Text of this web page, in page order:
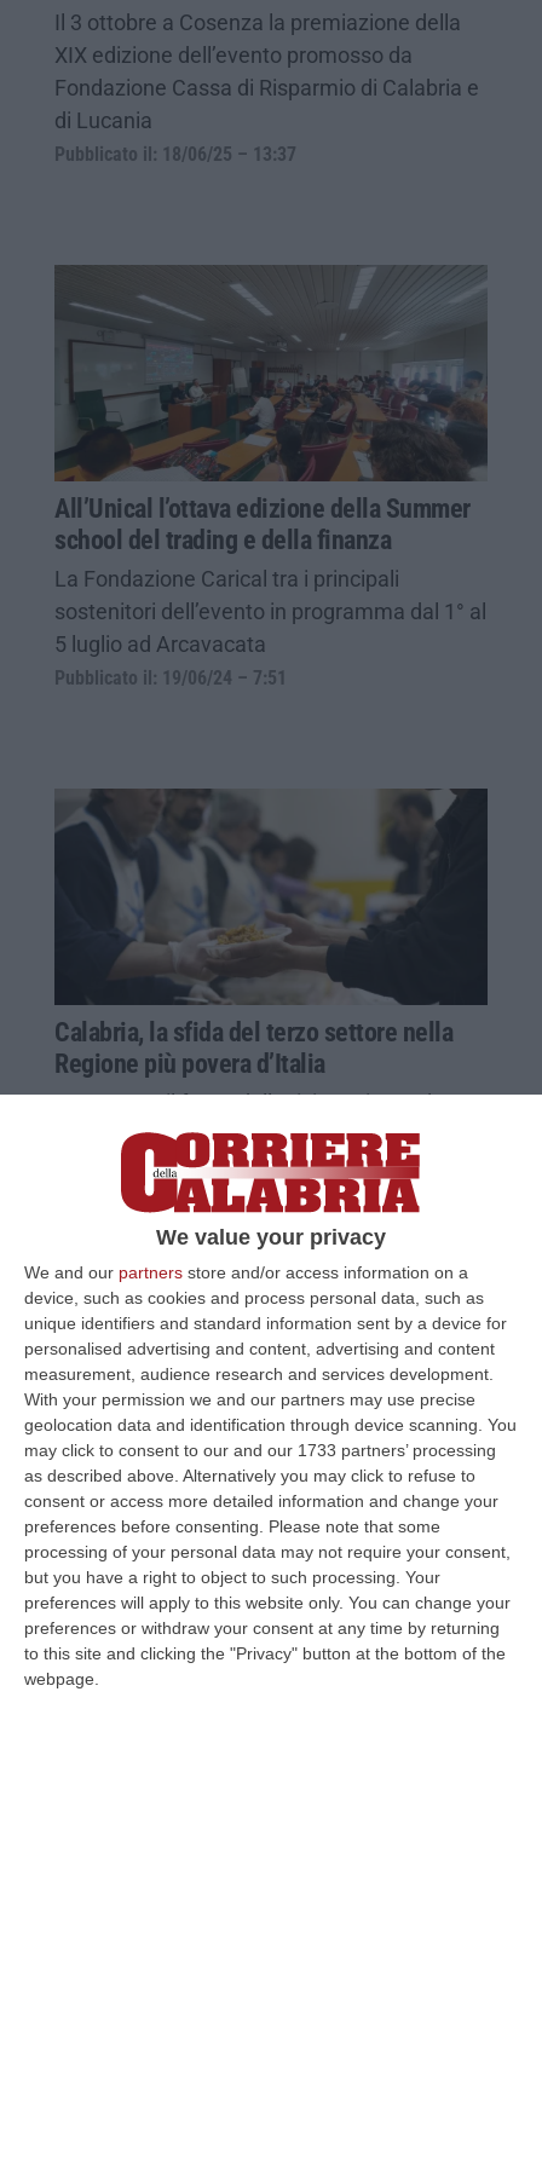
We value your privacy
We and our partners store and/or access information on a
device, such as cookies and process personal data, such as
unique identifiers and standard information sent by a device for
personalised advertising and content, advertising and content
measurement, audience research and services development.
With your permission we and our partners may use precise
geolocation data and identification through device scanning. You
may click to consent to our and our 1733 partners’ processing
as described above. Alternatively you may click to refuse to
consent or access more detailed information and change your
preferences before consenting.
Please note that some
processing of your personal data may not require your consent,
but you have a right to object to such processing. Your
preferences will apply to this website only. You can change your
preferences or withdraw your consent at any time by returning
to this site and clicking the "Privacy" button at the bottom of the
webpage.
Il 3 ottobre a Cosenza la premiazione della
XIX edizione dell’evento promosso da
Fondazione Cassa di Risparmio di Calabria e
di Lucania
Pubblicato il: 18/06/25 – 13:37
All’Unical l’ottava edizione della Summer
school del trading e della finanza
La Fondazione Carical tra i principali
sostenitori dell’evento in programma dal 1° al
5 luglio ad Arcavacata
Pubblicato il: 19/06/24 – 7:51
Calabria, la sfida del terzo settore nella
Regione più povera d’Italia
Presentato il focus della rivista Vita. Calo
demografico ed emigrazione: dal 2002 al
2022, 157.934 giovani calabresi dai 18 ai 34
anni sono andati via
Pubblicato il: 28/11/23 – 8:44
Focus su Cosenza, ecco quanto
costerebbe l’anno da Capitale italiana
della cultura
Musica e arte (ma anche cibo), le spese